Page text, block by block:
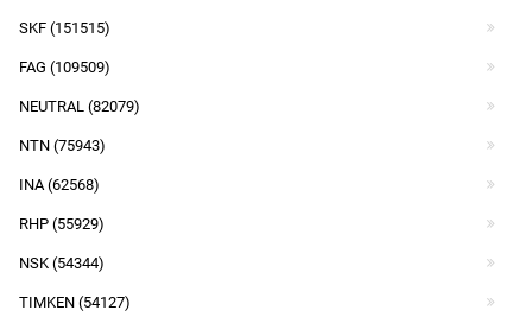
SKF (151515)
FAG (109509)
NEUTRAL (82079)
NTN (75943)
INA (62568)
RHP (55929)
NSK (54344)
TIMKEN (54127)